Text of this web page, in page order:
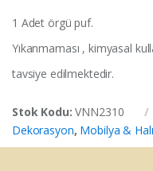
1 Adet örgü puf.
Yıkanmaması , kimyasal
tavsiye edilmektedir.
Stok Kodu:VNN2310
Dekorasyon, Mobilya &